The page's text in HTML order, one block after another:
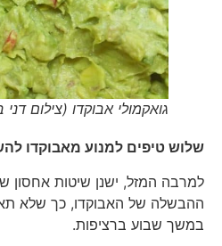
גואקמולי אבוקדו (צילום דני בר)
שלוש טיפים למנוע מאבוקדו
למרבה המזל, ישנן שיטות אחסון
ההבשלה של האבוקדו, כך שלא תאלצו
במשך שבוע ברציפות.